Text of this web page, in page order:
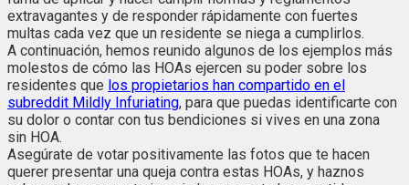
extravagantes y de responder rápidamente con fuertes
multas cada vez que un residente se niega a cumplirlos.
A continuación, hemos reunido algunos de los ejemplos más
molestos de cómo las HOAs ejercen su poder sobre los
residentes que los propietarios han compartido en el
subreddit Mildly Infuriating, para que puedas identificarte con
su dolor o contar con tus bendiciones si vives en una zona
sin HOA.
Asegúrate de votar positivamente las fotos que te hacen
querer presentar una queja contra estas HOAs, y haznos